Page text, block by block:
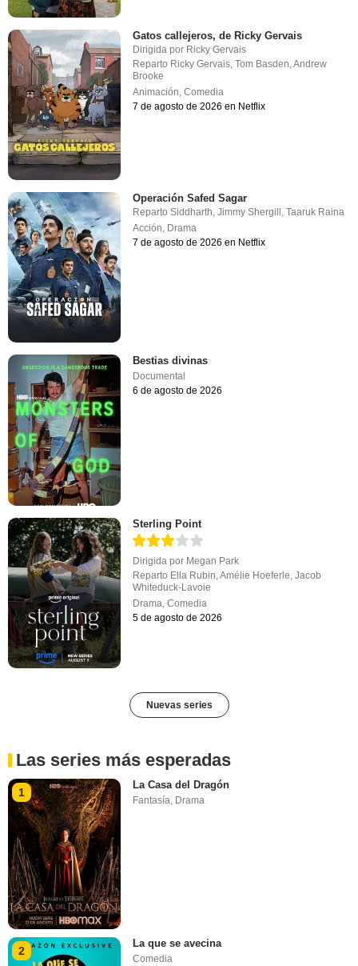
Gatos callejeros, de Ricky Gervais
Dirigida por Ricky Gervais
Reparto Ricky Gervais ,Tom Basden ,Andrew
Brooke
Animación ,Comedia
7 de agosto de 2026 en Netflix
Operación Safed Sagar
RepartoSiddharth,Jimmy Shergill ,Taaruk Raina
Acción, Drama
7 de agosto de 2026 en Netflix
Bestias divinas
Documental
6 de agosto de 2026
Sterling Point
Dirigida por Megan Park
Reparto Ella Rubin ,Amélie Hoeferle ,Jacob
Whiteduck-Lavoie
Drama ,Comedia
5 de agosto de 2026
Nuevas series
Las series más esperadas
1
La Casa del Dragón
Fantasía, Drama
2
La que se avecina
Comedia